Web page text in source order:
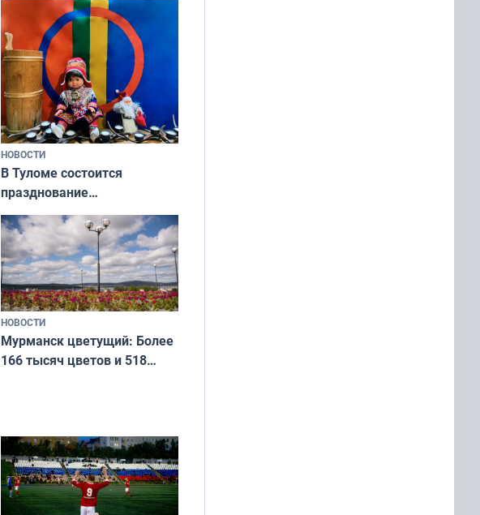
криков
НОВОСТИ
В Туломе состоится
празднование
Международного дня
коренных народов мира
НОВОСТИ
Мурманск цветущий: Более
166 тысяч цветов и 518